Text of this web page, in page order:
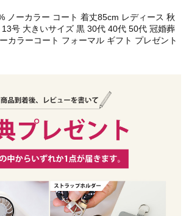
ノーカラー コート 着丈85cm レディース 秋
号 大きいサイズ 黒 30代 40代 50代 冠婚葬
カラーコート フォーマル ギフト プレゼント